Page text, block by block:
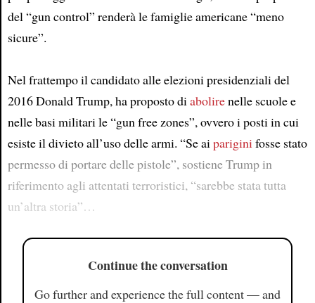
del “gun control” renderà le famiglie americane “meno
sicure”.
Nel frattempo il candidato alle elezioni presidenziali del
2016 Donald Trump, ha proposto diabolirenelle scuole e
nelle basi militari le “gun free zones”, ovvero i posti in cui
esiste il divieto all’uso delle armi. “Se aipariginifosse stato
permesso di portare delle pistole”, sostiene Trump in
riferimento agli attentati terroristici, “sarebbe stata tutta
un’altra storia”…
Continue the conversation
Go further and experience the full content — and